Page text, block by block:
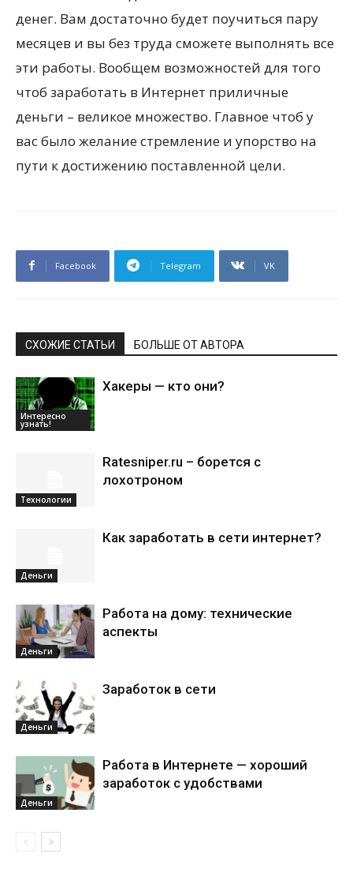
денег. Вам достаточно будет поучиться пару
месяцев и вы без труда сможете выполнять все
эти работы. Вообщем возможностей для того
чтоб заработать в Интернет приличные
деньги – великое множество. Главное чтоб у
вас было желание стремление и упорство на
пути к достижению поставленной цели.
Facebook Telegram VK
СХОЖИЕ СТАТЬИ БОЛЬШЕ ОТ АВТОРА
Интересно
узнать!
Хакеры — кто они?
Технологии
Ratesniper.ru – борется с
лохотроном
Деньги
Как заработать в сети интернет?
Деньги
Работа на дому: технические
аспекты
Деньги
Заработок в сети
Деньги
Работа в Интернете — хороший
заработок с удобствами